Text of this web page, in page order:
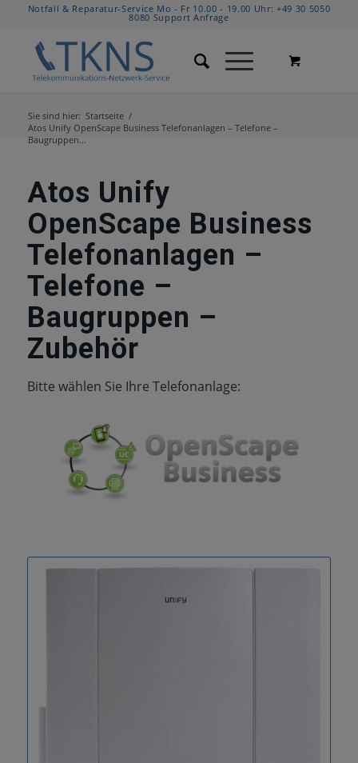
Notfall & Reparatur-Service Mo - Fr 10.00 - 19.00 Uhr:+49 30 5050
8080 Support Anfrage
Sie sind hier: Startseite /
Atos Unify OpenScape Business Telefonanlagen – Telefone –
Baugruppen...
Atos Unify
OpenScape Business
Telefonanlagen –
Telefone –
Baugruppen –
Zubehör
Bitte wählen Sie Ihre Telefonanlage: